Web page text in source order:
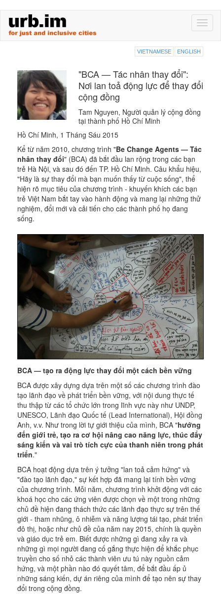
main
VIETNAMESE ENGLISH
"BCA — Tác nhân thay đổi":
Nơi lan toả động lực để thay đổi
cộng đồng
Tam Nguyen, Người quản lý cộng đồng
tại thành phố Hồ Chí Minh
Hồ Chí Minh, 1 Tháng Sáu 2015
Kể từ năm 2010, chương trình "Be Change Agents — Tác
nhân thay đổi" (BCA) đã bắt đầu lan rộng trong các bạn
trẻ Hà Nội, và sau đó đến TP. Hồ Chí Minh. Câu khẩu hiệu,
"Hãy là sự thay đổi mà bạn muốn thấy từ cuộc sống", thể
hiện rõ mục tiêu của chương trình - khuyến khích các bạn
trẻ Việt Nam bắt tay vào hành động và mang lại những thử
nghiệm, đổi mới và cải tiến cho các thành phố họ đang
sống.
BCA — tạo ra động lực thay đổi một cách bền vững
BCA được xây dựng dựa trên một số các chương trình đào
tạo lãnh đạo về phát triển bền vững, với nội dung thực tế
thu thập từ các tổ chức lớn trong lĩnh vực này như UNDP,
UNESCO, Lãnh đạo Quốc tế (Lead International), Hội đồng
Anh, v.v. Như trong lời tự giới thiệu của mình, BCA "hướng
đến giới trẻ, tạo ra cơ hội nâng cao năng lực, thúc đẩy
sáng kiến và vai trò tích cực của thanh niên trong phát
triển."
BCA hoạt động dựa trên ý tưởng "lan toả cảm hứng" và
"đào tạo lãnh đạo," sự kết hợp đã mang lại tính bền vững
của chương trình. Mỗi năm, chương trình khởi động với các
khoá học cho các ứng viên được chọn về một trong những
chủ đề hiện đang thách thức các lãnh đạo thực sự trên thế
giới - tham nhũng, ô nhiễm và năng lượng tái tạo, phát triển
đô thị, hoặc như chủ đề của năm nay 2015, chính là quyền
và giáo dục trẻ em. Biết được những gì đang xảy ra và
những gì mọi người đang cố gắng thực hiện để khắc phục
truyền cho số nhỏ các thành viên ưu tú này nguồn cảm
hứng, và một phần nào đó quyết tâm, để bắt đầu ấp ủ
những sáng kiến, dự án riêng của mình để tạo nên sự thay
đổi trong cộng đồng.